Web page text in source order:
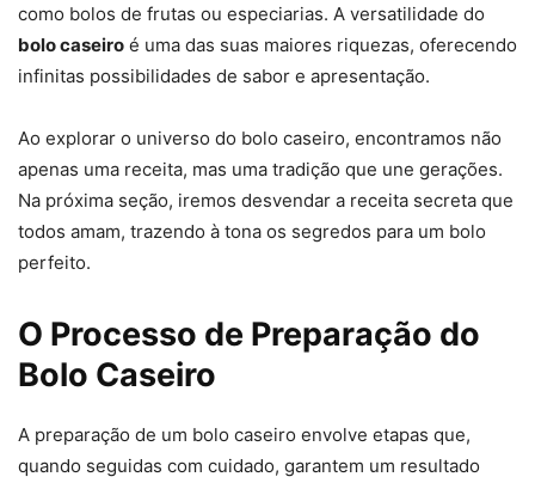
como bolos de frutas ou especiarias. A versatilidade do
bolo caseiro é uma das suas maiores riquezas, oferecendo
infinitas possibilidades de sabor e apresentação.
Ao explorar o universo do bolo caseiro, encontramos não
apenas uma receita, mas uma tradição que une gerações.
Na próxima seção, iremos desvendar a receita secreta que
todos amam, trazendo à tona os segredos para um bolo
perfeito.
O Processo de Preparação do
Bolo Caseiro
A preparação de um bolo caseiro envolve etapas que,
quando seguidas com cuidado, garantem um resultado